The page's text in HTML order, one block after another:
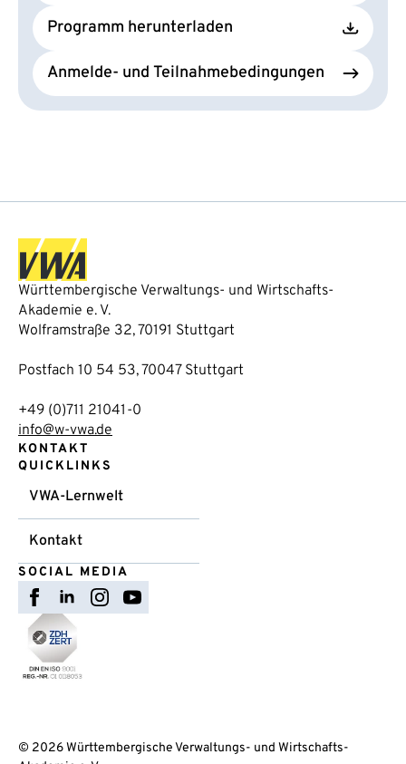
Programm herunterladen
Anmelde- und Teilnahmebedingungen
Württembergische Verwaltungs- und Wirtschafts-
Akademie e. V.
Wolframstraße 32, 70191 Stuttgart
Postfach 10 54 53, 70047 Stuttgart
+49 (0)711 21041-0
info@w-vwa.de
KONTAKT
QUICKLINKS
VWA-Lernwelt
Kontakt
SOCIAL MEDIA
© 2026 Württembergische Verwaltungs- und Wirtschafts-